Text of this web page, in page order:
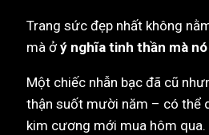
Trang sức đẹp nhất không
mà ở ý nghĩa tinh thần mà
Một chiếc nhẫn bạc đã cũ
thận suốt mười năm – có thể
kim cương mới mua hôm